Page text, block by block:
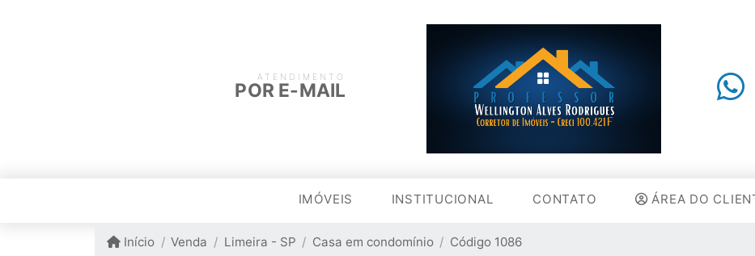
ATENDIMENTO
POR E-MAIL
IMÓVEIS INSTITUCIONAL CONTATO ÁREA DO
Início Venda Limeira - SP Casa em condomínio Código 1086